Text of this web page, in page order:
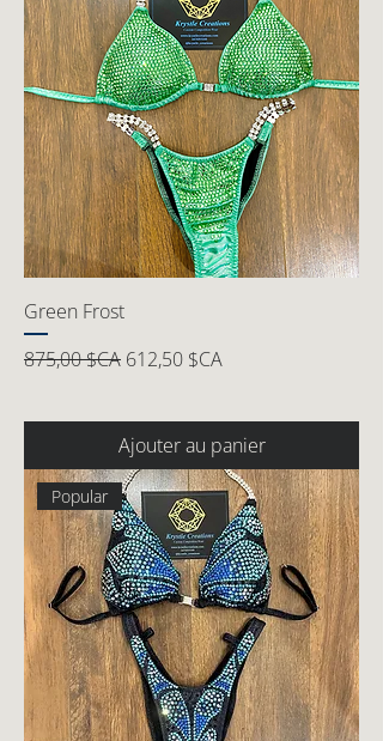
Green Frost
Prix original
875,00 $CA Prix promotionnel
612,50 $CA
Ajouter au panier
Popular